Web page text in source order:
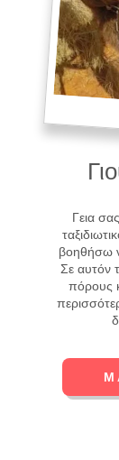
Γεια
βοηθήσω
Σε αυτόν
πόρους